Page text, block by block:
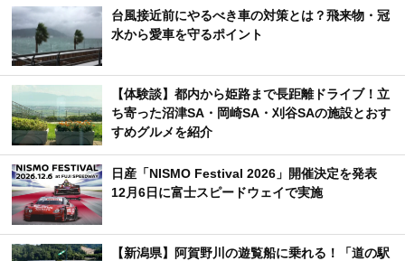
台風接近前にやるべき車の対策とは？飛来物・冠
水から愛車を守るポイント
【体験談】都内から姫路まで長距離ドライブ！立
ち寄った沼津SA・岡崎SA・刈谷SAの施設とおす
すめグルメを紹介
日産「NISMO Festival 2026」開催決定を発表
12月6日に富士スピードウェイで実施
【新潟県】阿賀野川の遊覧船に乗れる！「道の駅